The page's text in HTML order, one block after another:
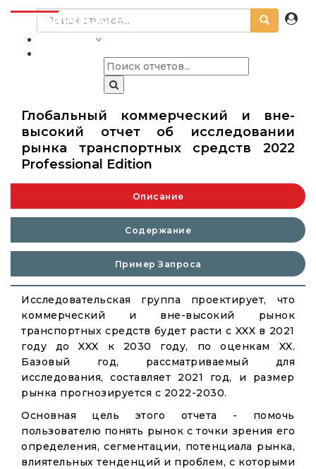
Глобальный коммерческий и вне-
высокий отчет об исследовании
рынка транспортных средств 2022
Professional Edition
Описание
Содержание
Пример Запроса
Исследовательская группа проектирует, что
коммерческий и вне-высокий рынок
транспортных средств будет расти с XXX в 2021
году до XXX к 2030 году, по оценкам XX.
Базовый год, рассматриваемый для
исследования, составляет 2021 год, и размер
рынка прогнозируется с 2022-2030.
Основная цель этого отчета - помочь
пользователю понять рынок с точки зрения его
определения, сегментации, потенциала рынка,
влиятельных тенденций и проблем, с которыми